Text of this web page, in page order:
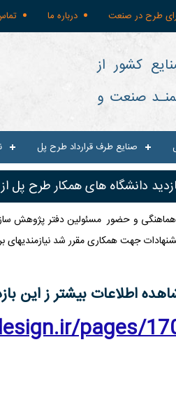
طرح در صنعت درباره ما
کشور از
صنعت و
صنایع طرف قرارداد طرح پل
دانشگاه های همکار طرح پل
پل از صنعت با هماهنگی و حضور مسئولین
جهت همکاری مقرر شد
اطلاعات بیشتر ز این
pages/